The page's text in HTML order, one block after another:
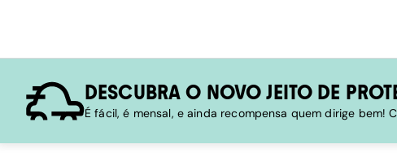
DESCUBRA O NOVO JEITO DE
É fácil, é mensal, e ainda recompensa quem dirige bem!